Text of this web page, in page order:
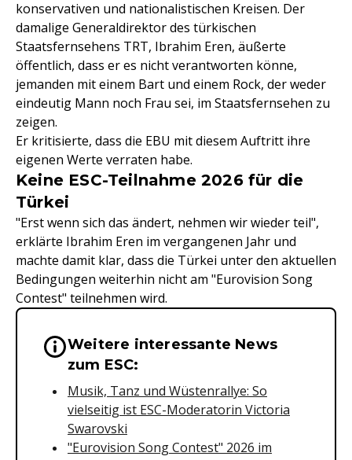
konservativen und nationalistischen Kreisen. Der
damalige Generaldirektor des türkischen
Staatsfernsehens TRT, Ibrahim Eren, äußerte
öffentlich, dass er es nicht verantworten könne,
jemanden mit einem Bart und einem Rock, der weder
eindeutig Mann noch Frau sei, im Staatsfernsehen zu
zeigen.
Er kritisierte, dass die EBU mit diesem Auftritt ihre
eigenen Werte verraten habe.
Keine ESC-Teilnahme 2026 für die
Türkei
"Erst wenn sich das ändert, nehmen wir wieder teil",
erklärte Ibrahim Eren im vergangenen Jahr und
machte damit klar, dass die Türkei unter den aktuellen
Bedingungen weiterhin nicht am "Eurovision Song
Contest" teilnehmen wird.
Wichtige Hinweise &
Weitere interessante News
zum ESC:
Musik, Tanz und Wüstenrallye: So
vielseitig ist ESC-Moderatorin Victoria
Swarovski
"Eurovision Song Contest" 2026 im